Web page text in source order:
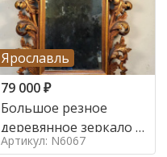
Ярославль
79 000₽
Большое резное
деревянное зеркало с
золочением в стиле
Артикул: N6067